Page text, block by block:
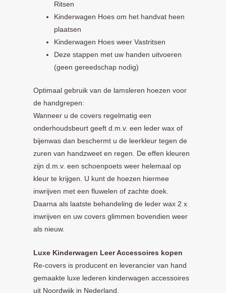
Ritsen
Kinderwagen Hoes om het handvat heen
plaatsen
Kinderwagen Hoes weer Vastritsen
Deze stappen met uw handen uitvoeren
(geen gereedschap nodig)
Optimaal gebruik van de lamsleren hoezen voor
de handgrepen:
Wanneer u de covers regelmatig een
onderhoudsbeurt geeft d.m.v. een leder wax of
bijenwas dan beschermt u de leerkleur tegen de
zuren van handzweet en regen. De effen kleuren
zijn d.m.v. een schoenpoets weer helemaal op
kleur te krijgen. U kunt de hoezen hiermee
inwrijven met een fluwelen of zachte doek.
Daarna als laatste behandeling de leder wax 2 x
inwrijven en uw covers glimmen bovendien weer
als nieuw.
Luxe Kinderwagen Leer Accessoires kopen
Re-covers is producent en leverancier van hand
gemaakte luxe lederen kinderwagen accessoires
uit Noordwijk in Nederland.